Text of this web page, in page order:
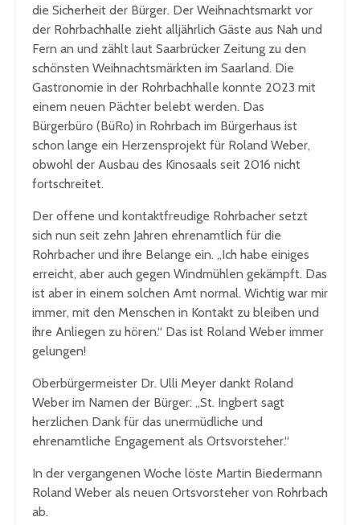
die Sicherheit der Bürger. Der Weihnachtsmarkt vor
der Rohrbachhalle zieht alljährlich Gäste aus Nah und
Fern an und zählt laut Saarbrücker Zeitung zu den
schönsten Weihnachtsmärkten im Saarland. Die
Gastronomie in der Rohrbachhalle konnte 2023 mit
einem neuen Pächter belebt werden. Das
Bürgerbüro (BüRo) in Rohrbach im Bürgerhaus ist
schon lange ein Herzensprojekt für Roland Weber,
obwohl der Ausbau des Kinosaals seit 2016 nicht
fortschreitet.
Der offene und kontaktfreudige Rohrbacher setzt
sich nun seit zehn Jahren ehrenamtlich für die
Rohrbacher und ihre Belange ein. „Ich habe einiges
erreicht, aber auch gegen Windmühlen gekämpft. Das
ist aber in einem solchen Amt normal. Wichtig war mir
immer, mit den Menschen in Kontakt zu bleiben und
ihre Anliegen zu hören.“ Das ist Roland Weber immer
gelungen!
Oberbürgermeister Dr. Ulli Meyer dankt Roland
Weber im Namen der Bürger: „St. Ingbert sagt
herzlichen Dank für das unermüdliche und
ehrenamtliche Engagement als Ortsvorsteher.“
In der vergangenen Woche löste Martin Biedermann
Roland Weber als neuen Ortsvorsteher von Rohrbach
ab.